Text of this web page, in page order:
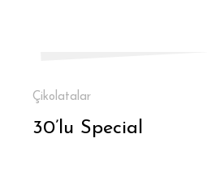
Çikolatalar
30’lu Special